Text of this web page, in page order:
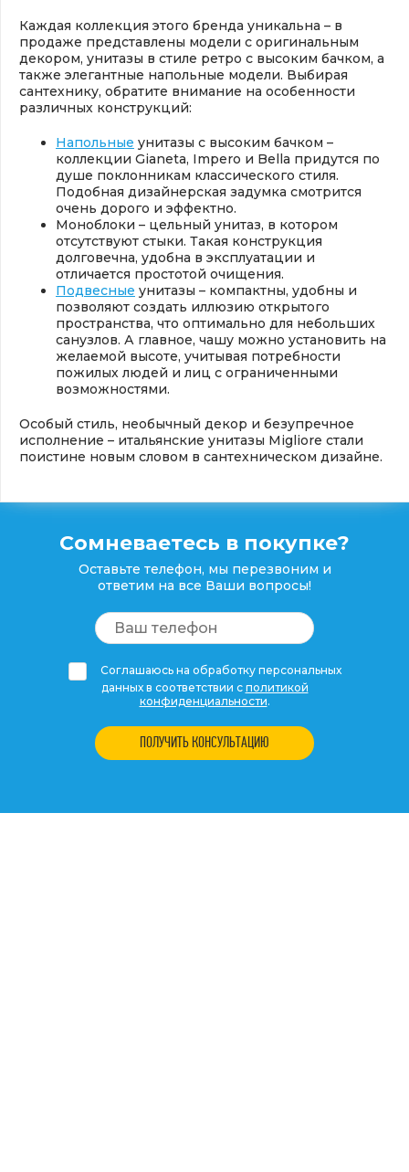
Каждая коллекция этого бренда уникальна – в
продаже представлены модели с оригинальным
декором, унитазы в стиле ретро с высоким бачком, а
также элегантные напольные модели. Выбирая
сантехнику, обратите внимание на особенности
различных конструкций:
Напольные унитазы с высоким бачком –
коллекции Gianeta, Impero и Bella придутся по
душе поклонникам классического стиля.
Подобная дизайнерская задумка смотрится
очень дорого и эффектно.
Моноблоки – цельный унитаз, в котором
отсутствуют стыки. Такая конструкция
долговечна, удобна в эксплуатации и
отличается простотой очищения.
Подвесные унитазы – компактны, удобны и
позволяют создать иллюзию открытого
пространства, что оптимально для небольших
санузлов. А главное, чашу можно установить на
желаемой высоте, учитывая потребности
пожилых людей и лиц с ограниченными
возможностями.
Особый стиль, необычный декор и безупречное
исполнение – итальянские унитазы Migliore стали
поистине новым словом в сантехническом дизайне.
Сомневаетесь в покупке?
Оставьте телефон, мы перезвоним и
ответим на все Ваши вопросы!
Соглашаюсь на обработку персональных
данных в соответствии с политикой
конфиденциальности.
ПОЛУЧИТЬ КОНСУЛЬТАЦИЮ